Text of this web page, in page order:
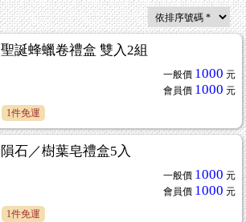
聖誕蜂蠟卷禮盒 雙入2組
一般價 1000 元
會員價 1000 元
1件免運
隕石／樹葉皂禮盒5入
一般價 1000 元
會員價 1000 元
1件免運